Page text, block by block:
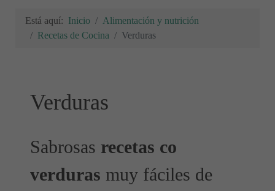
Está aquí: Inicio
Alimentación y nutrición
Recetas de Cocina
Verduras
Verduras
Sabrosas recetas co
verduras muy fáciles de